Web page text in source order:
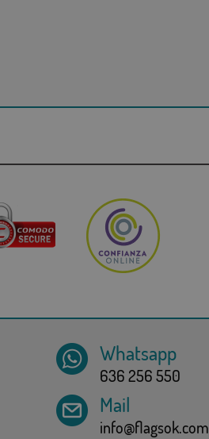
Whatsapp
636 256 550
Mail
info@flagsok.com